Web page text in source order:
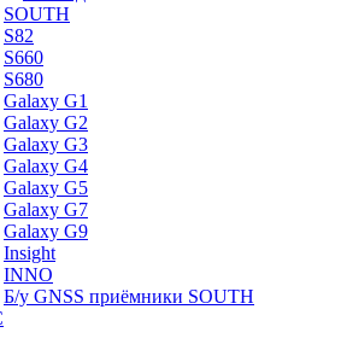
SOUTH
S82
S660
S680
Galaxy G1
Galaxy G2
Galaxy G3
Galaxy G4
Galaxy G5
Galaxy G7
Galaxy G9
Insight
INNO
Б/у GNSS приёмники SOUTH